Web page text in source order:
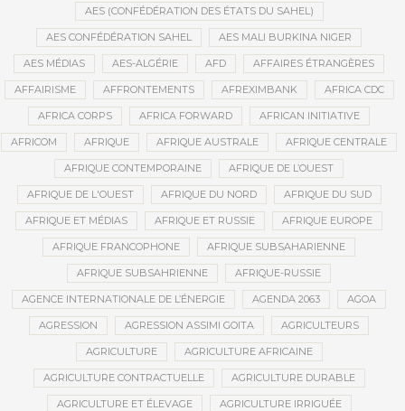
AES (CONFÉDÉRATION DES ÉTATS DU SAHEL)
AES CONFÉDÉRATION SAHEL AES MALI BURKINA NIGER
AES MÉDIAS AES-ALGÉRIE AFD AFFAIRES ÉTRANGÈRES
AFFAIRISME AFFRONTEMENTS AFREXIMBANK AFRICA CDC
AFRICA CORPS AFRICA FORWARD AFRICAN INITIATIVE
AFRICOM AFRIQUE AFRIQUE AUSTRALE AFRIQUE CENTRALE
AFRIQUE CONTEMPORAINE AFRIQUE DE L’OUEST
AFRIQUE DE L'OUEST AFRIQUE DU NORD AFRIQUE DU SUD
AFRIQUE ET MÉDIAS AFRIQUE ET RUSSIE AFRIQUE EUROPE
AFRIQUE FRANCOPHONE AFRIQUE SUBSAHARIENNE
AFRIQUE SUBSAHRIENNE AFRIQUE-RUSSIE
AGENCE INTERNATIONALE DE L’ÉNERGIE AGENDA 2063 AGOA
AGRESSION AGRESSION ASSIMI GOITA AGRICULTEURS
AGRICULTURE AGRICULTURE AFRICAINE
AGRICULTURE CONTRACTUELLE AGRICULTURE DURABLE
AGRICULTURE ET ÉLEVAGE AGRICULTURE IRRIGUÉE